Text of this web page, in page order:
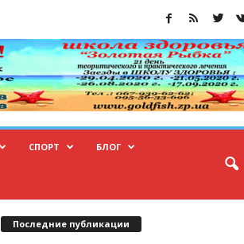
СПОРТ БЛОГ
Последние публикации